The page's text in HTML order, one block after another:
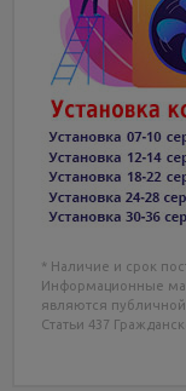
* Наличие и срок
Информационные
являются
Статьи 437